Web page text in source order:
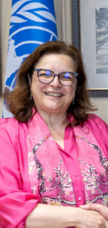
/
Linia